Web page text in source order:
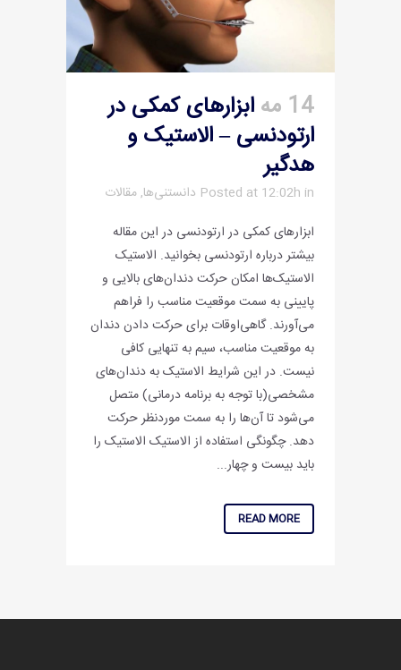
14 مه
ابزارهای کمکی در
ارتودنسی – الاستیک و
هدگیر
Posted at 12:02h in دانستنی‌ها,مقالات
ابزارهای کمکی در ارتودنسی در این مقاله
بیشتر درباره ارتودنسی بخوانید. الاستیک
الاستیک‌ها امکان حرکت دندان‌های بالایی و
پایینی به سمت موقعیت مناسب را فراهم
می‌آورند. گاهی‌اوقات برای حرکت دادن دندان
به موقعیت مناسب، سیم به تنهایی کافی
نیست. در این شرایط الاستیک به دندان‌های
مشخصی‌(با توجه به برنامه درمانی) متصل
می‌شود تا آن‌ها را به سمت مورد‌نظر حرکت
دهد. چگونگی استفاده از الاستیک الاستیک را
باید بیست و چهار...
READ MORE